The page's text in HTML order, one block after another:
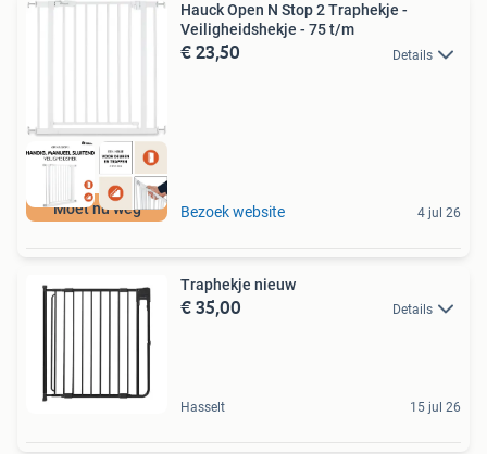
Moet nu weg
Hauck Open N Stop 2 Traphekje -
Veiligheidshekje - 75 t/m
€ 23,50 Details
Bezoek website 4 jul 26
Traphekje nieuw
€ 35,00 Details
Hasselt 15 jul 26